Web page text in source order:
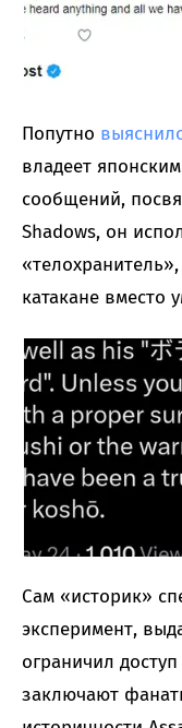
Попутно
владеет
сообщений,
Shadows, он
катакане вместо
Сам «историк»
эксперимент,
ограничил
заключают